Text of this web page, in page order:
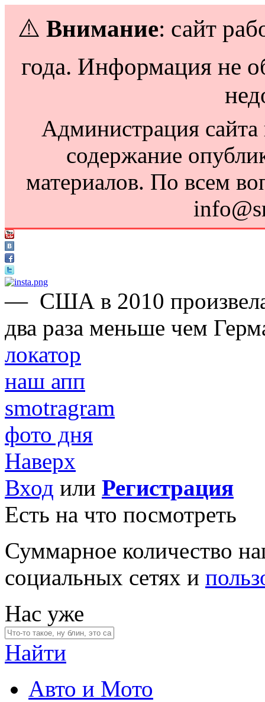
⚠️ Внимание: сайт
года. Информация не
Администрация сайта
содержание
материалов. По всем
— США в 2010
два раза меньше чем
локатор
наш апп
smotragram
фото дня
Наверх
Вход или Регистрация
Есть на что посмотреть
Суммарное количество
социальных сетях и
Нас уже
Найти
Авто и Мото